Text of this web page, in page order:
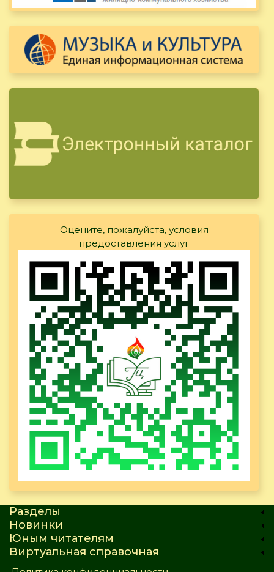
Оцените, пожалуйста, условия
предоставления услуг
Разделы
Новинки
Юным читателям
Виртуальная справочная